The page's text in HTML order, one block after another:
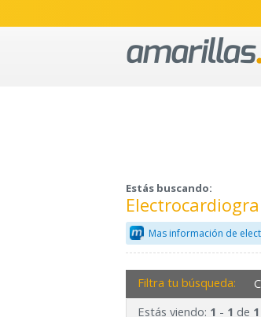
Estás buscando:
Mas información de
Filtra tu búsqueda:
Estás viendo: 1 - 1 de 1